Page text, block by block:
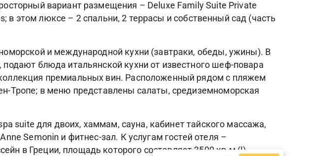
вариант размещения – Deluxe Family Suite Private
в этом люксе – 2 спальни, 2 террасы и собственный сад (часть
и международной кухни (завтраки, обеды, ужины). В
блюда итальянской кухни от известного шеф-повара
премиальных вин. Расположенный рядом с пляжем
Тропе; в меню представлены салаты, средиземноморская
suite для двоих, хаммам, сауна, кабинет тайского массажа,
Semonin и фитнес-зал. К услугам гостей отеля –
в Греции, площадь которого составляет 3500 кв.м (!).